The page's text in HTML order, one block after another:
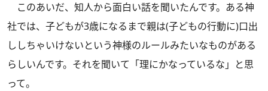
このあいだ、知人から面白い話を聞いたんです。ある神
社では、子どもが3歳になるまで親は(子どもの行動に)口出
ししちゃいけないという神様のルールみたいなものがある
らしいんです。それを聞いて「理にかなっているな」と思
って。